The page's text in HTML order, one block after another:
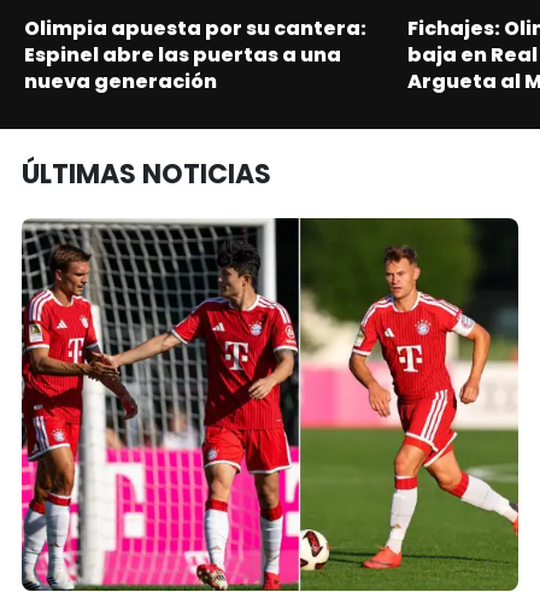
Olimpia apuesta por su cantera:
Espinel abre las puertas a una
nueva generación
Fichajes:
baja en
Argueta al
ÚLTIMAS NOTICIAS